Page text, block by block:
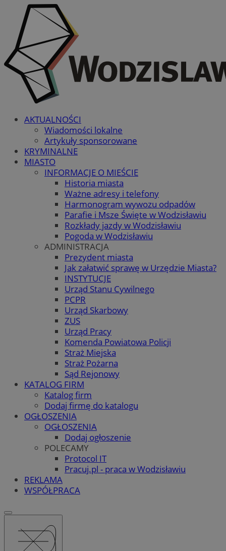
AKTUALNOŚCI
Wiadomości lokalne
Artykuły sponsorowane
KRYMINALNE
MIASTO
INFORMACJE O MIEŚCIE
Historia miasta
Ważne adresy i telefony
Harmonogram wywozu odpadów
Parafie i Msze Święte w Wodzisławiu
Rozkłady jazdy w Wodzisławiu
Pogoda w Wodzisławiu
ADMINISTRACJA
Prezydent miasta
Jak załatwić sprawę w Urzędzie Miasta?
INSTYTUCJE
Urząd Stanu Cywilnego
PCPR
Urząd Skarbowy
ZUS
Urząd Pracy
Komenda Powiatowa Policji
Straż Miejska
Straż Pożarna
Sąd Rejonowy
KATALOG FIRM
Katalog firm
Dodaj firmę do katalogu
OGŁOSZENIA
OGŁOSZENIA
Dodaj ogłoszenie
POLECAMY
Protocol IT
Pracuj.pl - praca w Wodzisławiu
REKLAMA
WSPÓŁPRACA